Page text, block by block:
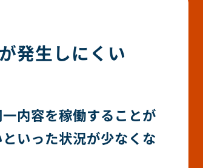
発生しにくい
内容を稼働することが
いった状況が少なくな